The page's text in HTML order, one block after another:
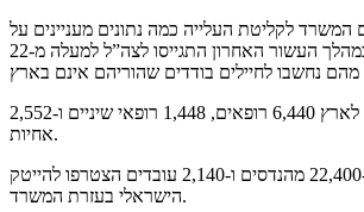
המשרד לקליטת העלייה כמה נתונים מעניינים על
העלייה לישראל. במהלך העשור האחרון התגייסו לצה”ל למעלה מ-22
בעשור האחרון עלו לארץ 6,440 רופאים, 1,448 רופאי שיניים ו-2,552
אחיות.
בנוסף, עלו לישראל כ-22,400 מהנדסים ו-2,140 עובדים הצטרפו להייטק
הישראלי בעזרת המשרד.